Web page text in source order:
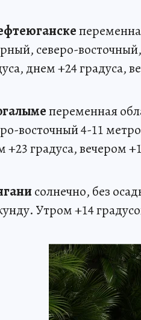
северо-
днем +24 градуса,
переменная
восточный 4-11
+23 градуса, вечером
солнечно, без
Утром +14